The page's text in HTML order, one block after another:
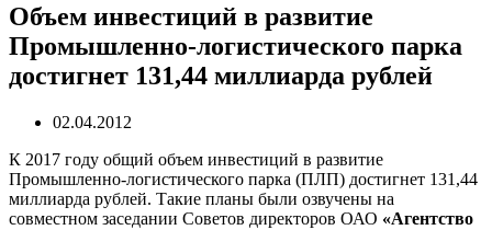
Объем инвестиций в развитие
Промышленно-логистического парка
достигнет 131,44 миллиарда рублей
02.04.2012
К 2017 году общий объем инвестиций в развитие
Промышленно-логистического парка (ПЛП) достигнет 131,44
миллиарда рублей. Такие планы были озвучены на
совместном заседании Советов директоров ОАО «Агентство